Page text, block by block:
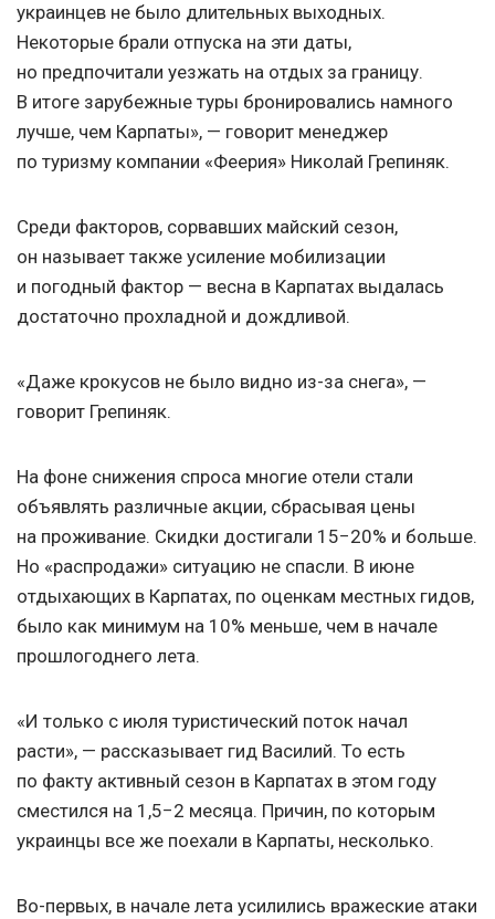
украинцев не было длительных выходных.
Некоторые брали отпуска на эти даты,
но предпочитали уезжать на отдых за границу.
В итоге зарубежные туры бронировались намного
лучше, чем Карпаты», — говорит менеджер
по туризму компании «Феерия» Николай Грепиняк.
Среди факторов, сорвавших майский сезон,
он называет также усиление мобилизации
и погодный фактор — весна в Карпатах выдалась
достаточно прохладной и дождливой.
«Даже крокусов не было видно из-за снега», —
говорит Грепиняк.
На фоне снижения спроса многие отели стали
объявлять различные акции, сбрасывая цены
на проживание. Скидки достигали 15−20% и больше.
Но «распродажи» ситуацию не спасли. В июне
отдыхающих в Карпатах, по оценкам местных гидов,
было как минимум на 10% меньше, чем в начале
прошлогоднего лета.
«И только с июля туристический поток начал
расти», — рассказывает гид Василий. То есть
по факту активный сезон в Карпатах в этом году
сместился на 1,5−2 месяца. Причин, по которым
украинцы все же поехали в Карпаты, несколько.
Во-первых, в начале лета усилились вражеские атаки